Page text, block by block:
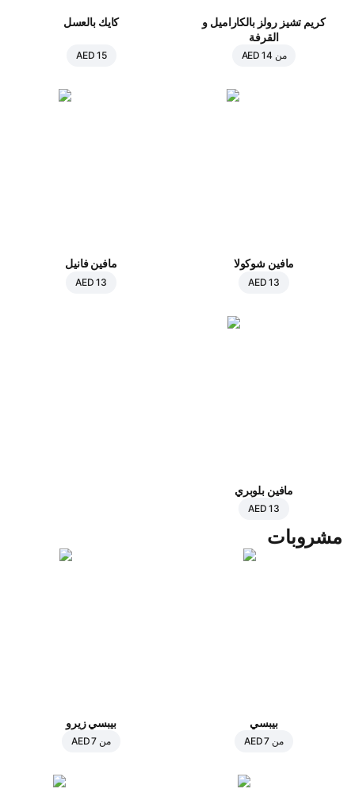
كريم تشيز رولز بالكاراميل و
القرفة
منAED 14
كايك بالعسل
AED 15
مافين شوكولا
AED 13
مافين فانيل
AED 13
مافين بلوبري
AED 13
مشروبات
بيبسي
من AED 7
بيبسي زيرو
من AED 7